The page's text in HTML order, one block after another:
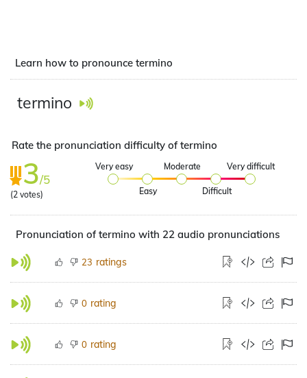
Learn how to pronounce termino
termino
Rate the pronunciation difficulty of termino
3/5
(2 votes)
Very easy
Easy
Moderate
Difficult
Very difficult
Pronunciation of termino with 22 audio pronunciations
23 ratings
0 rating
0 rating